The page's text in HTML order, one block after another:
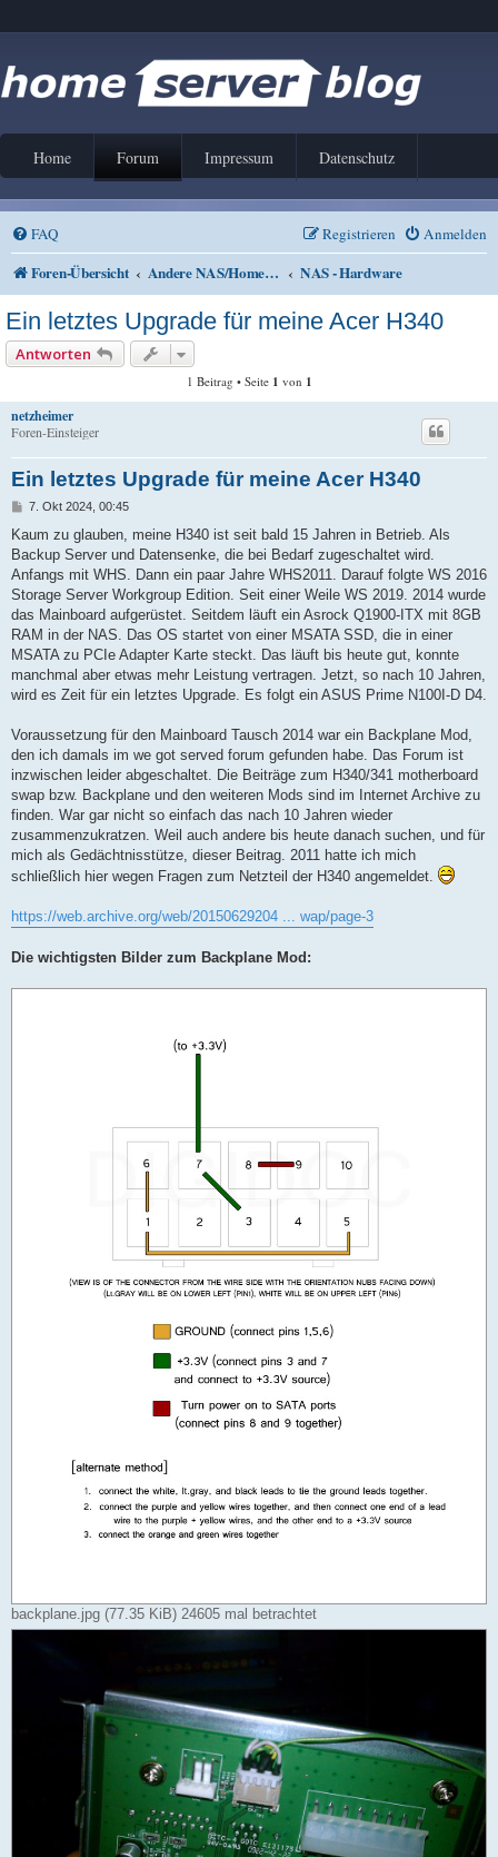
Home Forum Impressum Datenschutz
FAQ Anmelden
Registrieren
Foren-Übersicht Andere NAS/Home Server Lösungen NAS - Hardware
Ein letztes Upgrade für meine Acer H340
Antworten
1 Beitrag • Seite 1 von 1
netzheimer
Foren-Einsteiger
Ein letztes Upgrade für meine Acer H340
B
i
r
a
7. Okt 2024, 00:45
Kaum zu glauben, meine H340 ist seit bald 15 Jahren in Betrieb. Als
Backup Server und Datensenke, die bei Bedarf zugeschaltet wird.
Anfangs mit WHS. Dann ein paar Jahre WHS2011. Darauf folgte WS 2016
Storage Server Workgroup Edition. Seit einer Weile WS 2019. 2014 wurde
das Mainboard aufgerüstet. Seitdem läuft ein Asrock Q1900-ITX mit 8GB
RAM in der NAS. Das OS startet von einer MSATA SSD, die in einer
MSATA zu PCIe Adapter Karte steckt. Das läuft bis heute gut, konnte
manchmal aber etwas mehr Leistung vertragen. Jetzt, so nach 10 Jahren,
wird es Zeit für ein letztes Upgrade. Es folgt ein ASUS Prime N100I-D D4.
Voraussetzung für den Mainboard Tausch 2014 war ein Backplane Mod,
den ich damals im we got served forum gefunden habe. Das Forum ist
inzwischen leider abgeschaltet. Die Beiträge zum H340/341 motherboard
swap bzw. Backplane und den weiteren Mods sind im Internet Archive zu
finden. War gar nicht so einfach das nach 10 Jahren wieder
zusammenzukratzen. Weil auch andere bis heute danach suchen, und für
mich als Gedächtnisstütze, dieser Beitrag. 2011 hatte ich mich
schließlich hier wegen Fragen zum Netzteil der H340 angemeldet.
https://web.archive.org/web/20150629204 ... wap/page-3
Die wichtigsten Bilder zum Backplane Mod:
backplane.jpg (77.35 KiB) 24605 mal betrachtet